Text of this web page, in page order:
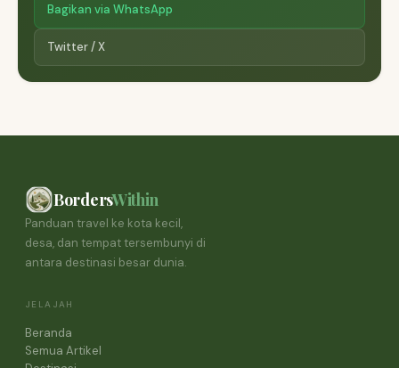
Bagikan via WhatsApp
Twitter / X
BordersWithin
Panduan travel ke kota kecil,
desa, dan tempat tersembunyi di
antara destinasi besar dunia.
JELAJAH
Beranda
Semua Artikel